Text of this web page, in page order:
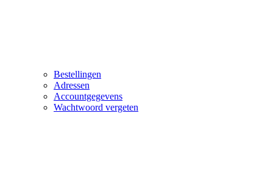
Bestellingen
Adressen
Accountgegevens
Wachtwoord vergeten